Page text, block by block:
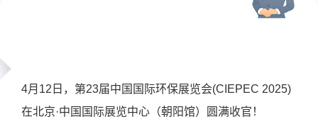
4月12日，第23届中国国际环保展览会(CIEPEC 2025)
在北京·中国国际展览中心（朝阳馆）圆满收官！